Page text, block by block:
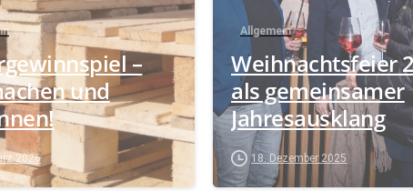
–
und
2026
Allgemein
Weihnachtsfeier
als gemeinsamer
Jahresausklang
18. Dezember 2025